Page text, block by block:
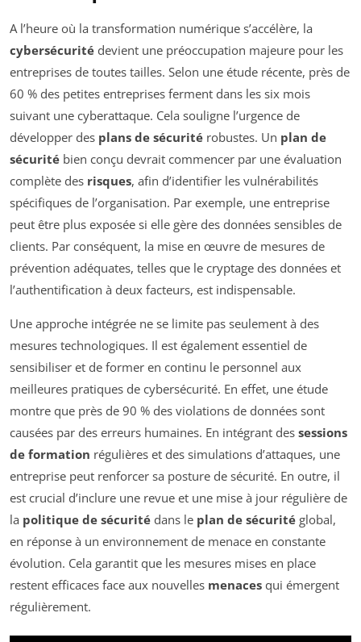
A l’heure où la transformation numérique s’accélère, la
cybersécurité devient une préoccupation majeure pour les
entreprises de toutes tailles. Selon une étude récente, près de
60 % des petites entreprises ferment dans les six mois
suivant une cyberattaque. Cela souligne l’urgence de
développer des plans de sécurité robustes. Un plan de
sécurité bien conçu devrait commencer par une évaluation
complète des risques, afin d’identifier les vulnérabilités
spécifiques de l’organisation. Par exemple, une entreprise
peut être plus exposée si elle gère des données sensibles de
clients. Par conséquent, la mise en œuvre de mesures de
prévention adéquates, telles que le cryptage des données et
l’authentification à deux facteurs, est indispensable.
Une approche intégrée ne se limite pas seulement à des
mesures technologiques. Il est également essentiel de
sensibiliser et de former en continu le personnel aux
meilleures pratiques de cybersécurité. En effet, une étude
montre que près de 90 % des violations de données sont
causées par des erreurs humaines. En intégrant des sessions
de formation régulières et des simulations d’attaques, une
entreprise peut renforcer sa posture de sécurité. En outre, il
est crucial d’inclure une revue et une mise à jour régulière de
la politique de sécurité dans le plan de sécurité global,
en réponse à un environnement de menace en constante
évolution. Cela garantit que les mesures mises en place
restent efficaces face aux nouvelles menaces qui émergent
régulièrement.